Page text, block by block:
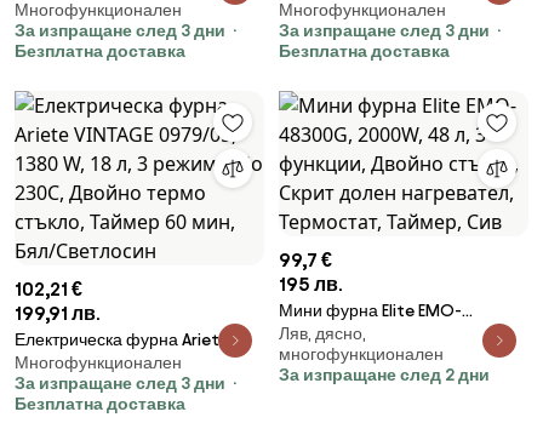
VINTAGE 0979/04, 1380 W, 18 л, 3
режима, До 230C, Двойно
термо стъкло, Таймер 60 мин,
Многофункционален
За изпращане след 3 дни
Безплатна доставка
VINTAGE 0979/03, 1380 W, 18 л, 3
режима, До 230C, Двойно
термо стъкло, Таймер 60 мин,
Многофункционален
За изпращане след 3 дни
Безплатна доставка
102,21 €
199,91 лв.
Електрическа фурна Ariete
VINTAGE 0979/05, 1380 W, 18 л, 3
режима, До 230C, Двойно
термо стъкло, Таймер 60 мин,
Многофункционален
За изпращане след 3 дни
Безплатна доставка
99,7 €
195 лв.
Мини фурна Elite EMO-
48300G, 2000W, 48 л, 3
функции, Двойно стъкло, Скрит
долен нагревател, Термостат,
Ляв, дясно,
многофункционален
За изпращане след 2 дни